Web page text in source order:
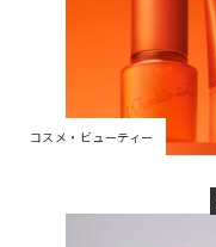
コスメ・ビューティー